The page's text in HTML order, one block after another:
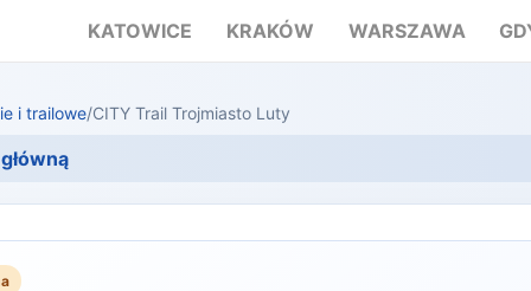
KATOWICE KRAKÓW WARSZAWA
i trailowe/CITY Trail Trojmiasto Luty